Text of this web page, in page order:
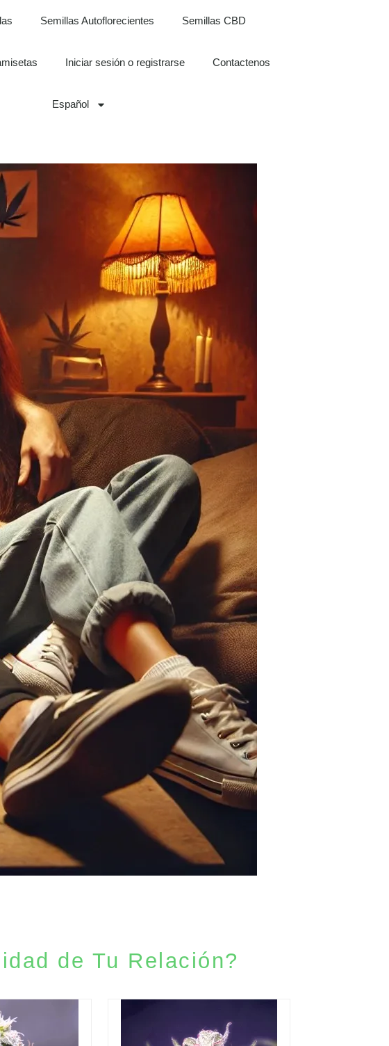
Semillas Autoflorecientes Semillas CBD
Iniciar sesión o registrarse Contactenos
Español
de Tu Relación?